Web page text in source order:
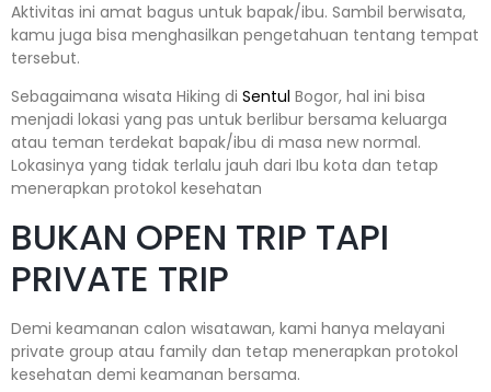
Aktivitas ini amat bagus untuk bapak/ibu. Sambil berwisata,
kamu juga bisa menghasilkan pengetahuan tentang tempat
tersebut.
Sebagaimana wisata Hiking di Sentul Bogor, hal ini bisa
menjadi lokasi yang pas untuk berlibur bersama keluarga
atau teman terdekat bapak/ibu di masa new normal.
Lokasinya yang tidak terlalu jauh dari Ibu kota dan tetap
menerapkan protokol kesehatan
BUKAN OPEN TRIP TAPI
PRIVATE TRIP
Demi keamanan calon wisatawan, kami hanya melayani
private group atau family dan tetap menerapkan protokol
kesehatan demi keamanan bersama.